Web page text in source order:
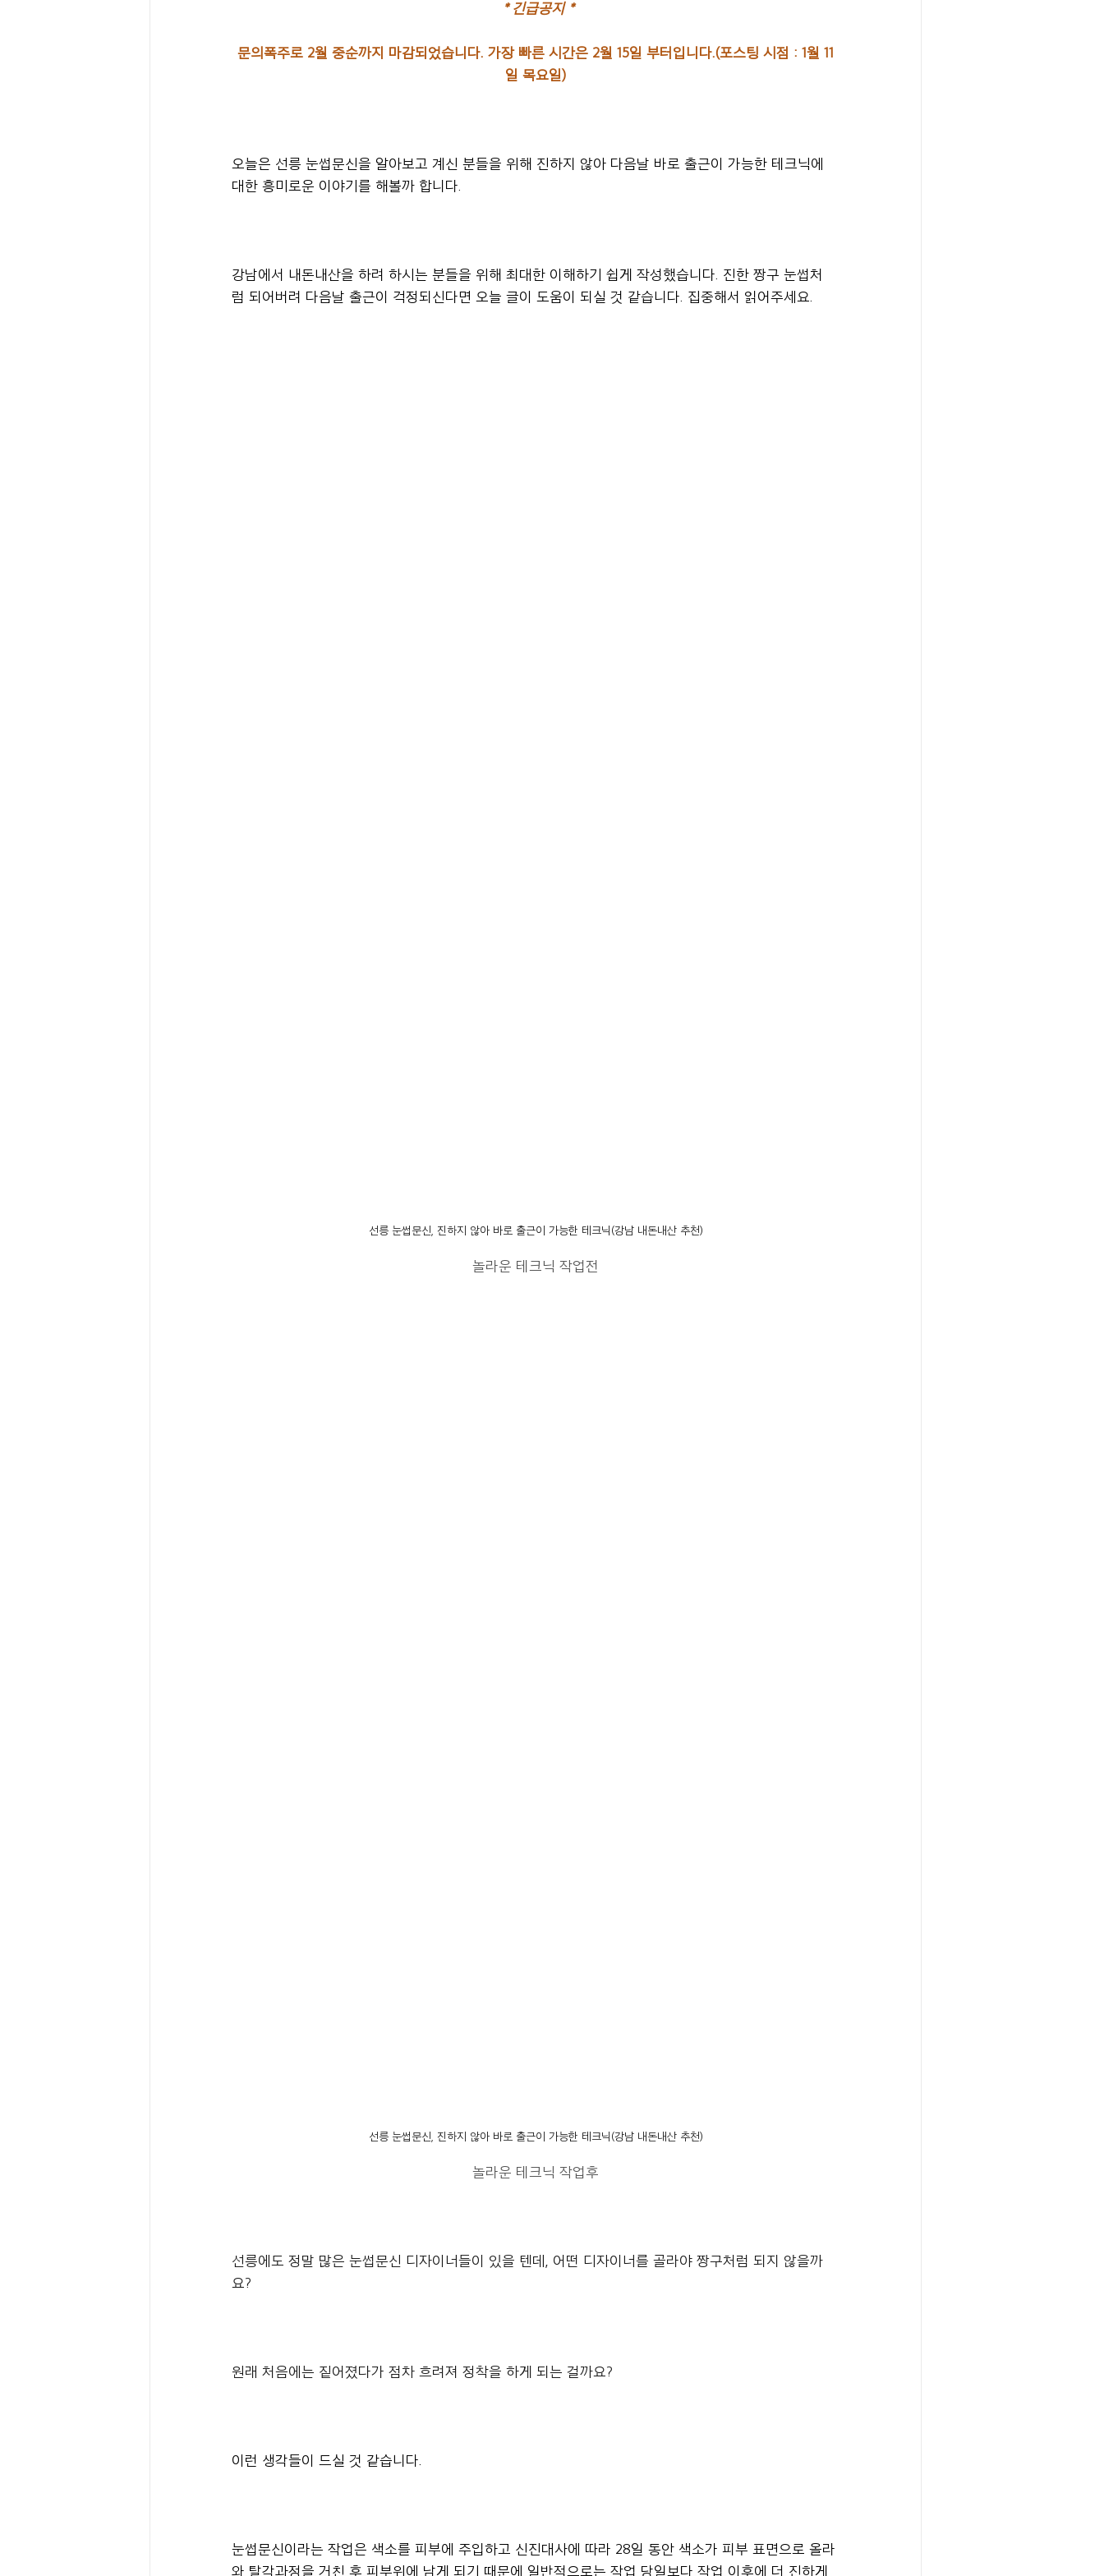
* 긴급공지 *
문의폭주로 2월 중순까지 마감되었습니다. 가장 빠른 시간은 2월 15일 부터입니다.(포스팅 시점 : 1월 11
일 목요일)
오늘은 선릉 눈썹문신을 알아보고 계신 분들을 위해 진하지 않아 다음날 바로 출근이 가능한 테크닉에
대한 흥미로운 이야기를 해볼까 합니다.
강남에서 내돈내산을 하려 하시는 분들을 위해 최대한 이해하기 쉽게 작성했습니다. 진한 짱구 눈썹처
럼 되어버려 다음날 출근이 걱정되신다면 오늘 글이 도움이 되실 것 같습니다. 집중해서 읽어주세요.
선릉 눈썹문신, 진하지 않아 바로 출근이 가능한 테크닉(강남 내돈내산 추천)
놀라운 테크닉 작업전
선릉 눈썹문신, 진하지 않아 바로 출근이 가능한 테크닉(강남 내돈내산 추천)
놀라운 테크닉 작업후
선릉에도 정말 많은 눈썹문신 디자이너들이 있을 텐데, 어떤 디자이너를 골라야 짱구처럼 되지 않을까
요?
원래 처음에는 짙어졌다가 점차 흐려져 정착을 하게 되는 걸까요?
이런 생각들이 드실 것 같습니다.
눈썹문신이라는 작업은 색소를 피부에 주입하고 신진대사에 따라 28일 동안 색소가 피부 표면으로 올라
와 탈각과정을 거친 후 피부위에 남게 되기 때문에 일반적으로는 작업 당일보다 작업 이후에 더 진하게